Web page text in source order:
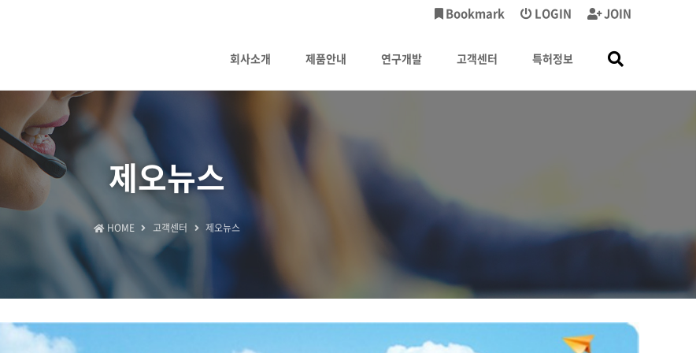
JOIN
LOGIN
Bookmark
회사소개 제품안내 연구개발 고객센터 특허정보
제오뉴스
HOME 고객센터 제오뉴스